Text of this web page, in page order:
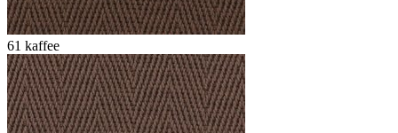
61 kaffee